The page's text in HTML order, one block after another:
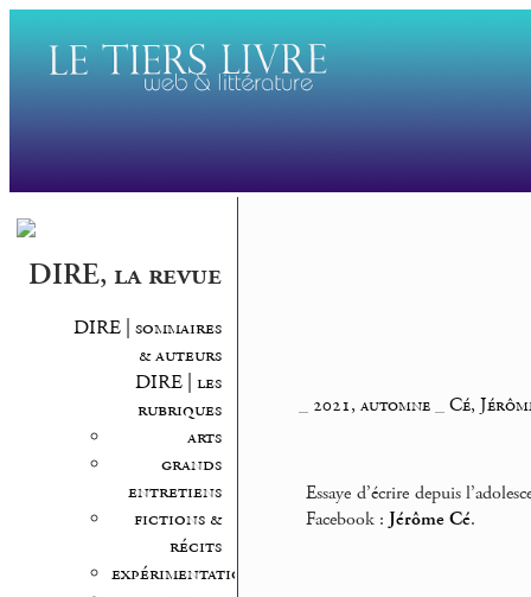
DIRE, la revue
DIRE | sommaires
& auteurs
DIRE | les
rubriques
arts
grands
entretiens
fictions &
récits
expérimentation
2021, automne_ Cé,
Essaye d’écrire depuis
Facebook : Jérôme Cé.